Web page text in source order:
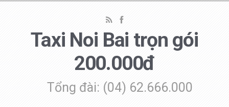
Taxi Noi Bai trọn gói
200.000đ
Tổng đài: (04) 62.666.000